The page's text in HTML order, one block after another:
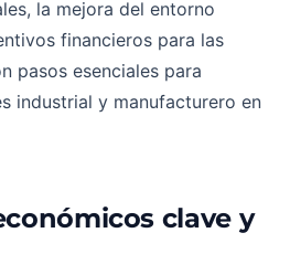
la mejora del entorno
financieros para las
pasos esenciales para
industrial y manufacturero en
clave y